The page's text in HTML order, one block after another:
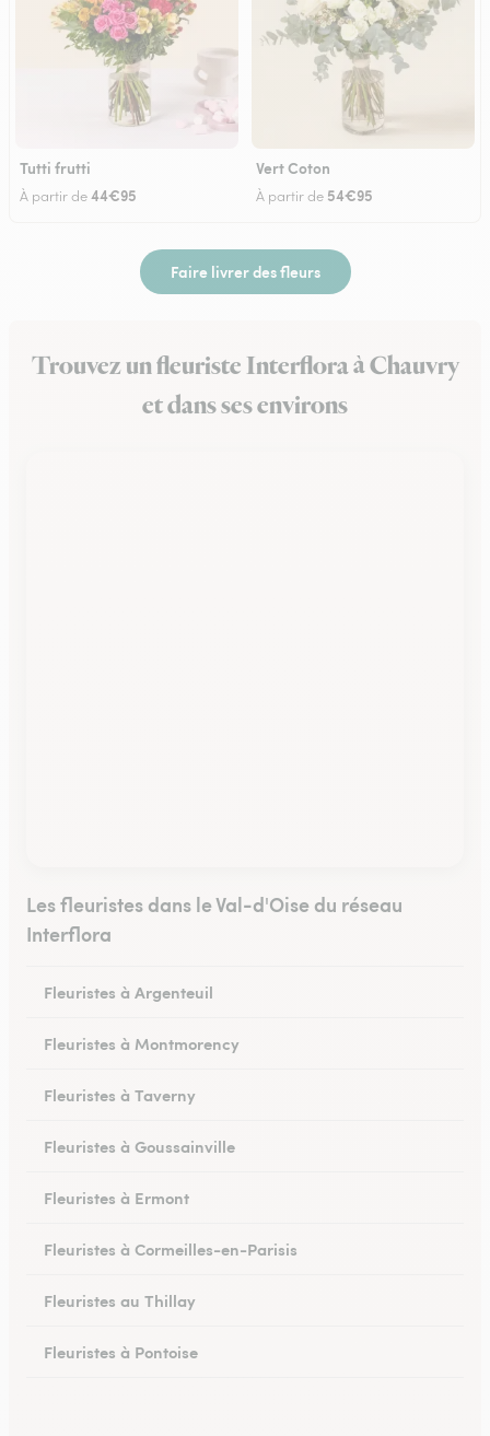
Tutti frutti
À partir de44€95
Vert Coton
À partir de 54€95
Faire livrer des fleurs
Trouvez un fleuriste Interflora à Chauvry
et dans ses environs
Les fleuristes dans le Val-d'Oise du réseau
Interflora
Fleuristes à Argenteuil
Fleuristes à Montmorency
Fleuristes à Taverny
Fleuristes à Goussainville
Fleuristes à Ermont
Fleuristes à Cormeilles-en-Parisis
Fleuristes au Thillay
Fleuristes à Pontoise